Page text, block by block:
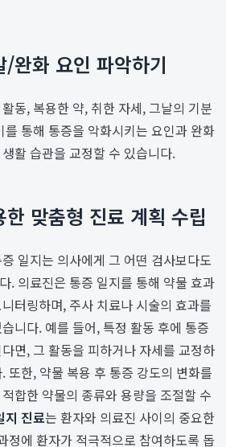
완화 요인 파악하기
동, 복용한 약, 취한 자세, 그날의 기분
통해 통증을 악화시키는 요인과 완화
활 습관을 교정할 수 있습니다.
맞춤형 진료 계획 수립
일지는 의사에게 그 어떤 검사보다도
. 의료진은 통증 일지를 통해 약물 효과
터링하며, 주사 치료나 시술의 효과를
니다. 예를 들어, 특정 활동 후에 통증
면, 그 활동을 피하거나 자세를 교정하
또한, 약물 복용 후 통증 강도의 변화를
합한 약물의 종류와 용량을 조절할 수
지 진료는 환자와 의료진 사이의 중요한
정에 환자가 적극적으로 참여하도록 돕